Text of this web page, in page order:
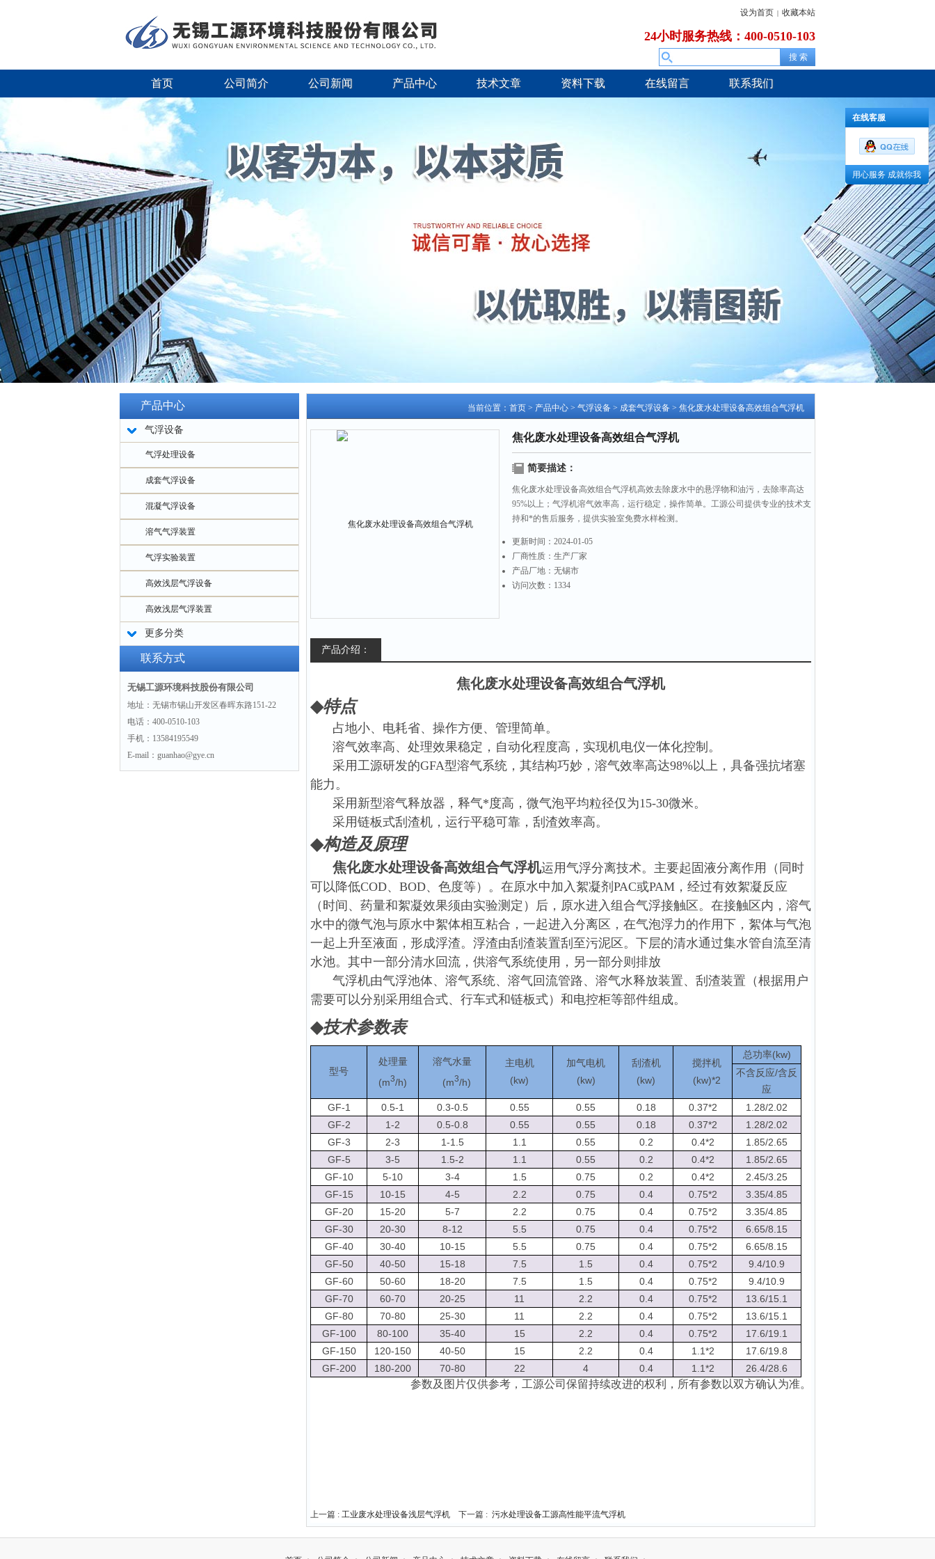
设为首页 | 收藏本站
24小时服务热线：400-0510-103
首页 公司简介 公司新闻 产品中心 技术文章 资料下载 在线留言 联系我们
产品中心
气浮设备
气浮处理设备
成套气浮设备
混凝气浮设备
溶气气浮装置
气浮实验装置
高效浅层气浮设备
高效浅层气浮装置
更多分类
联系方式
无锡工源环境科技股份有限公司
地址：无锡市锡山开发区春晖东路151-22
电话：400-0510-103
手机：13584195549
E-mail：guanhao@gye.cn
当前位置： 首页 > 产品中心 > 气浮设备 > 成套气浮设备 > 焦化废水处理设备高效组合气浮机
焦化废水处理设备高效组合气浮机
简要描述：
焦化废水处理设备高效组合气浮机高效去除废水中的悬浮物和油污，去除率高达
95%以上；气浮机溶气效率高，运行稳定，操作简单。工源公司提供专业的技术支
持和*的售后服务，提供实验室免费水样检测。
更新时间： 2024-01-05
厂商性质： 生产厂家
产品厂地： 无锡市
访问次数： 1334
产品介绍：
焦化废水处理设备高效组合气浮机
◆特点
占地小、电耗省、操作方便、管理简单。
溶气效率高、处理效果稳定，自动化程度高，实现机电仪一体化控制。
采用工源研发的GFA型溶气系统，其结构巧妙，溶气效率高达98%以上，具备强抗堵塞
能力。
采用新型溶气释放器，释气*度高，微气泡平均粒径仅为15-30微米。
采用链板式刮渣机，运行平稳可靠，刮渣效率高。
◆构造及原理
焦化废水处理设备高效组合气浮机运用气浮分离技术。 主要起固液分离作用（同时
可以降低COD、BOD、色度等）。在原水中加入絮凝剂PAC或PAM，经过有效絮凝反应
（时间、药量和絮凝效果须由实验测定）后，原水进入组合气浮接触区。在接触区内，溶气
水中的微气泡与原水中絮体相互粘合，一起进入分离区，在气泡浮力的作用下，絮体与气泡
一起上升至液面，形成浮渣。浮渣由刮渣装置刮至污泥区。下层的清水通过集水管自流至清
水池。其中一部分清水回流，供溶气系统使用，另一部分则排放
气浮机由气浮池体、溶气系统、溶气回流管路、溶气水释放装置、刮渣装置（根据用户
需要可以分别采用组合式、行车式和链板式）和电控柜等部件组成。
◆技术参数表
型号
处理量
(m3/h)
溶气水量
(m3/h)
主电机
(kw)
加气电机
(kw)
刮渣机
(kw)
搅拌机
(kw)*2
总功率(kw)
不含反应/含反
应
GF-1 0.5-1 0.3-0.5 0.55 0.55 0.18 0.37*2
1.28/2.02
GF-2
1-2 0.5-0.8 0.55 0.55 0.18 0.37*2
1.28/2.02
GF-3
2-3 1-1.5 1.1 0.55 0.2 0.4*2
1.85/2.65
GF-5
3-5 1.5-2 1.1 0.55 0.2 0.4*2
1.85/2.65
GF-10
5-10 3-4 1.5 0.75 0.2 0.4*2
2.45/3.25
GF-15
10-15 4-5 2.2 0.75 0.4 0.75*2
3.35/4.85
GF-20
15-20 5-7 2.2 0.75 0.4 0.75*2
3.35/4.85
GF-30
20-30 8-12 5.5 0.75 0.4 0.75*2
6.65/8.15
GF-40
30-40 10-15 5.5 0.75 0.4 0.75*2
6.65/8.15
GF-50
40-50 15-18 7.5 1.5 0.4 0.75*2
9.4/10.9
GF-60
50-60 18-20 7.5 1.5 0.4 0.75*2
9.4/10.9
GF-70
60-70 20-25 11 2.2 0.4 0.75*2
13.6/15.1
GF-80
70-80 25-30 11 2.2 0.4 0.75*2
13.6/15.1
GF-100
80-100 35-40 15 2.2 0.4 0.75*2
17.6/19.1
GF-150
120-150 40-50 15 2.2 0.4 1.1*2
17.6/19.8
GF-200
180-200 70-80 22 4 0.4 1.1*2 26.4/28.6
参数及图片仅供参考，工源公司保留持续改进的权利，所有参数以双方确认为准。
上一篇 : 工业废水处理设备浅层气浮机 下一篇 : 污水处理设备工源高性能平流气浮机
在线客服
用心服务 成就你我